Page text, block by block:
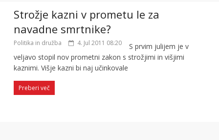
Strožje kazni v prometu le za
navadne smrtnike?
Politika in družba 4. Jul 2011 08:20
S prvim julijem je v
veljavo stopil nov prometni zakon s strožjimi in višjimi
kaznimi. Višje kazni bi naj učinkovale
Preberi več